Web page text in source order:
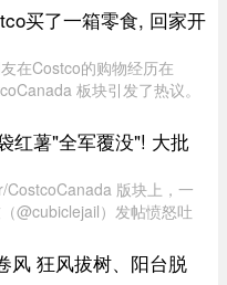
由队最终以 95-83 获胜，位
风暴 ...
买了一箱零食, 回家开
在Costco的购物经历在
板块引发了热议。
接飙升——里面的零食居然
！图片来 ...
红薯"全军覆没"! 大批
CostcoCanada 版块上，一
@cubiclejail）发帖愤怒吐
烈共鸣与讨论。这原本只是
外演 ...
风 狂风拔树、阳台脱